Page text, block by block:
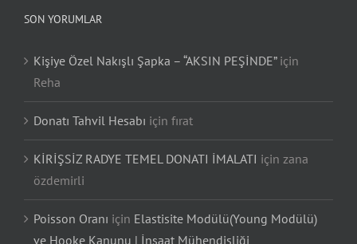
SON YORUMLAR
Kişiye Özel Nakışlı Şapka – “AKSIN PEŞİNDE” için
Reha
Donatı Tahvil Hesabı için fırat
KİRİŞSİZ RADYE TEMEL DONATI İMALATI için zana
özdemirli
Poisson Oranı için Elastisite Modülü(Young Modülü)